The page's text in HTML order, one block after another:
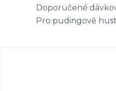
Doporučené
Pro pudingově